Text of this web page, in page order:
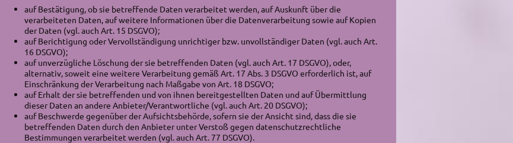
auf Bestätigung, ob sie betreffende Daten verarbeitet werden, auf Auskunft über die
verarbeiteten Daten, auf weitere Informationen über die Datenverarbeitung sowie auf Kopien
der Daten (vgl. auch Art. 15 DSGVO);
auf Berichtigung oder Vervollständigung unrichtiger bzw. unvollständiger Daten (vgl. auch Art.
16 DSGVO);
auf unverzügliche Löschung der sie betreffenden Daten (vgl. auch Art. 17 DSGVO), oder,
alternativ, soweit eine weitere Verarbeitung gemäß Art. 17 Abs. 3 DSGVO erforderlich ist, auf
Einschränkung der Verarbeitung nach Maßgabe von Art. 18 DSGVO;
auf Erhalt der sie betreffenden und von ihnen bereitgestellten Daten und auf Übermittlung
dieser Daten an andere Anbieter/Verantwortliche (vgl. auch Art. 20 DSGVO);
auf Beschwerde gegenüber der Aufsichtsbehörde, sofern sie der Ansicht sind, dass die sie
betreffenden Daten durch den Anbieter unter Verstoß gegen datenschutzrechtliche
Bestimmungen verarbeitet werden (vgl. auch Art. 77 DSGVO).